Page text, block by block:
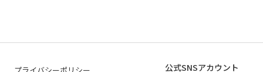
公式SNSアカウント